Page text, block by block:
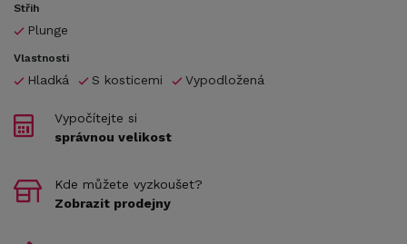
Střih
Plunge
Vlastnosti
Hladká S kosticemi Vypodložená
Vypočítejte si
správnou velikost
Kde můžete vyzkoušet?
Zobrazit prodejny